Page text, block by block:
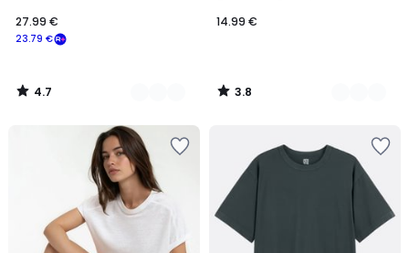
23.79 €
27.99 €
4.7
/
14.99 €
3.8
/